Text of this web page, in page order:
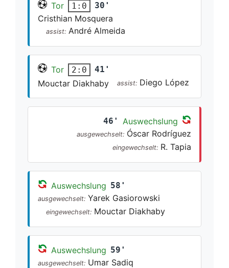
Tor 1:0 30'
Cristhian Mosquera
assist: André Almeida
Tor 2:0 41'
Mouctar Diakhaby assist: Diego López
46' Auswechslung
ausgewechselt: Óscar Rodríguez
eingewechselt: R. Tapia
Auswechslung 58'
ausgewechselt: Yarek Gasiorowski
eingewechselt: Mouctar Diakhaby
Auswechslung 59'
ausgewechselt: Umar Sadiq